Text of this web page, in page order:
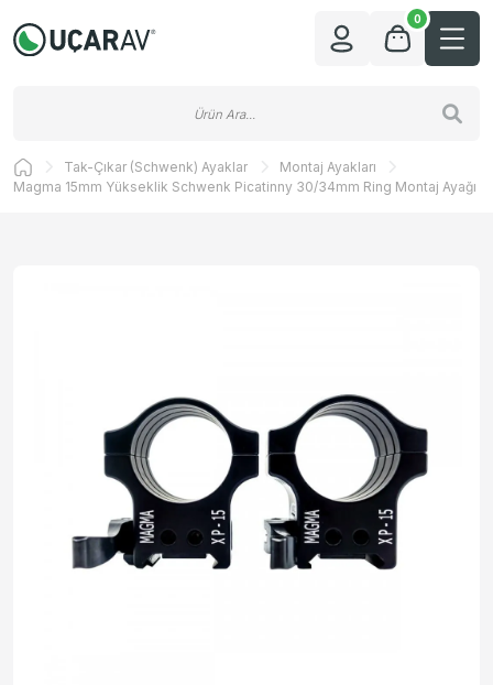
0
Tak-Çıkar (Schwenk) Ayaklar
Montaj Ayakları
Magma 15mm Yükseklik Schwenk Picatinny 30/34mm Ring Montaj Ayağı